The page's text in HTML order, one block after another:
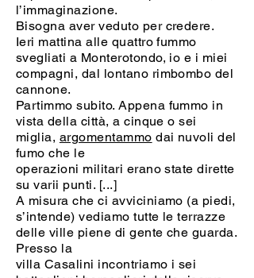
l’immaginazione.
Bisogna aver veduto per credere.
Ieri mattina alle quattro fummo
svegliati a Monterotondo, io e i miei
compagni, dal lontano rimbombo del
cannone.
Partimmo subito. Appena fummo in
vista della città, a cinque o sei
miglia, argomentammo dai nuvoli del
fumo che le
operazioni militari erano state dirette
su varii punti. [...]
A misura che ci avviciniamo (a piedi,
s’intende) vediamo tutte le terrazze
delle ville piene di gente che guarda.
Presso la
villa Casalini incontriamo i sei